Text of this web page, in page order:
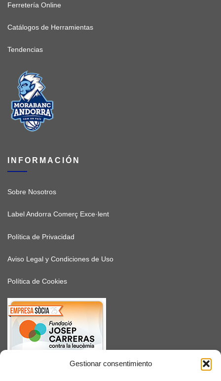
Gestionar consentimiento
Ferretería Online
Catálogos de Herramientas
Tendencias
INFORMACIÓN
Sobre Nosotros
Label Andorra Comerç Exce·lent
Política de Privacidad
Aviso Legal y Condiciones de Uso
Política de Cookies